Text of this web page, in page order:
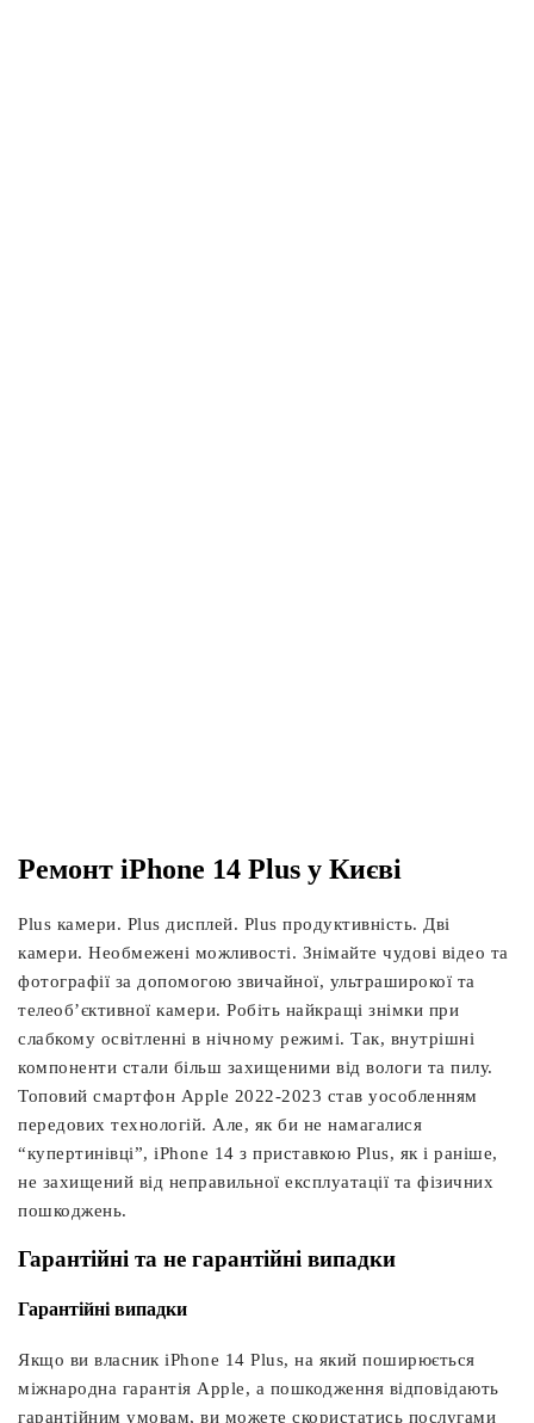
Ремонт iPhone 14 Plus у Києві
Plus камери. Plus дисплей. Plus продуктивність. Дві
камери. Необмежені можливості. Знімайте чудові відео та
фотографії за допомогою звичайної, ультраширокої та
телеоб’єктивної камери. Робіть найкращі знімки при
слабкому освітленні в нічному режимі. Так, внутрішні
компоненти стали більш захищеними від вологи та пилу.
Топовий смартфон Apple 2022-2023 став уособленням
передових технологій. Але, як би не намагалися
“купертинівці”, iPhone 14 з приставкою Plus, як і раніше,
не захищений від неправильної експлуатації та фізичних
пошкоджень.
Гарантійні та не гарантійні випадки
Гарантійні випадки
Якщо ви власник iPhone 14 Plus, на який поширюється
міжнародна гарантія Apple, а пошкодження відповідають
гарантійним умовам, ви можете скористатись послугами